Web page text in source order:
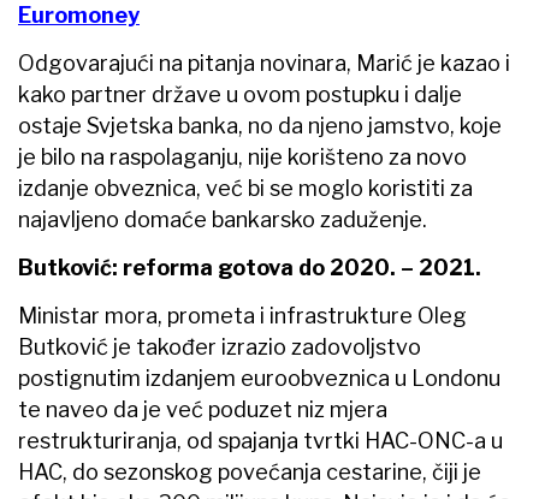
Euromoney
Odgovarajući na pitanja novinara, Marić je kazao i
kako partner države u ovom postupku i dalje
ostaje Svjetska banka, no da njeno jamstvo, koje
je bilo na raspolaganju, nije korišteno za novo
izdanje obveznica, već bi se moglo koristiti za
najavljeno domaće bankarsko zaduženje.
Butković: reforma gotova do 2020. – 2021.
Ministar mora, prometa i infrastrukture Oleg
Butković je također izrazio zadovoljstvo
postignutim izdanjem euroobveznica u Londonu
te naveo da je već poduzet niz mjera
restrukturiranja, od spajanja tvrtki HAC-ONC-a u
HAC, do sezonskog povećanja cestarine, čiji je